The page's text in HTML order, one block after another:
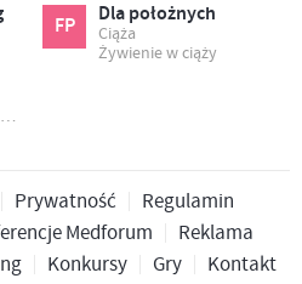
FP Dla położnych
Ciąża
Żywienie w ciąży
Prawo medyczne i refundacja
Prywatność
Regulamin
Medforum
Reklama
Konkursy Gry Kontakt